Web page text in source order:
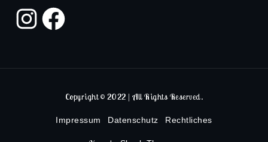
Copyright © 2022 | All Rights Reserved.
Impressum Datenschutz Rechtliches